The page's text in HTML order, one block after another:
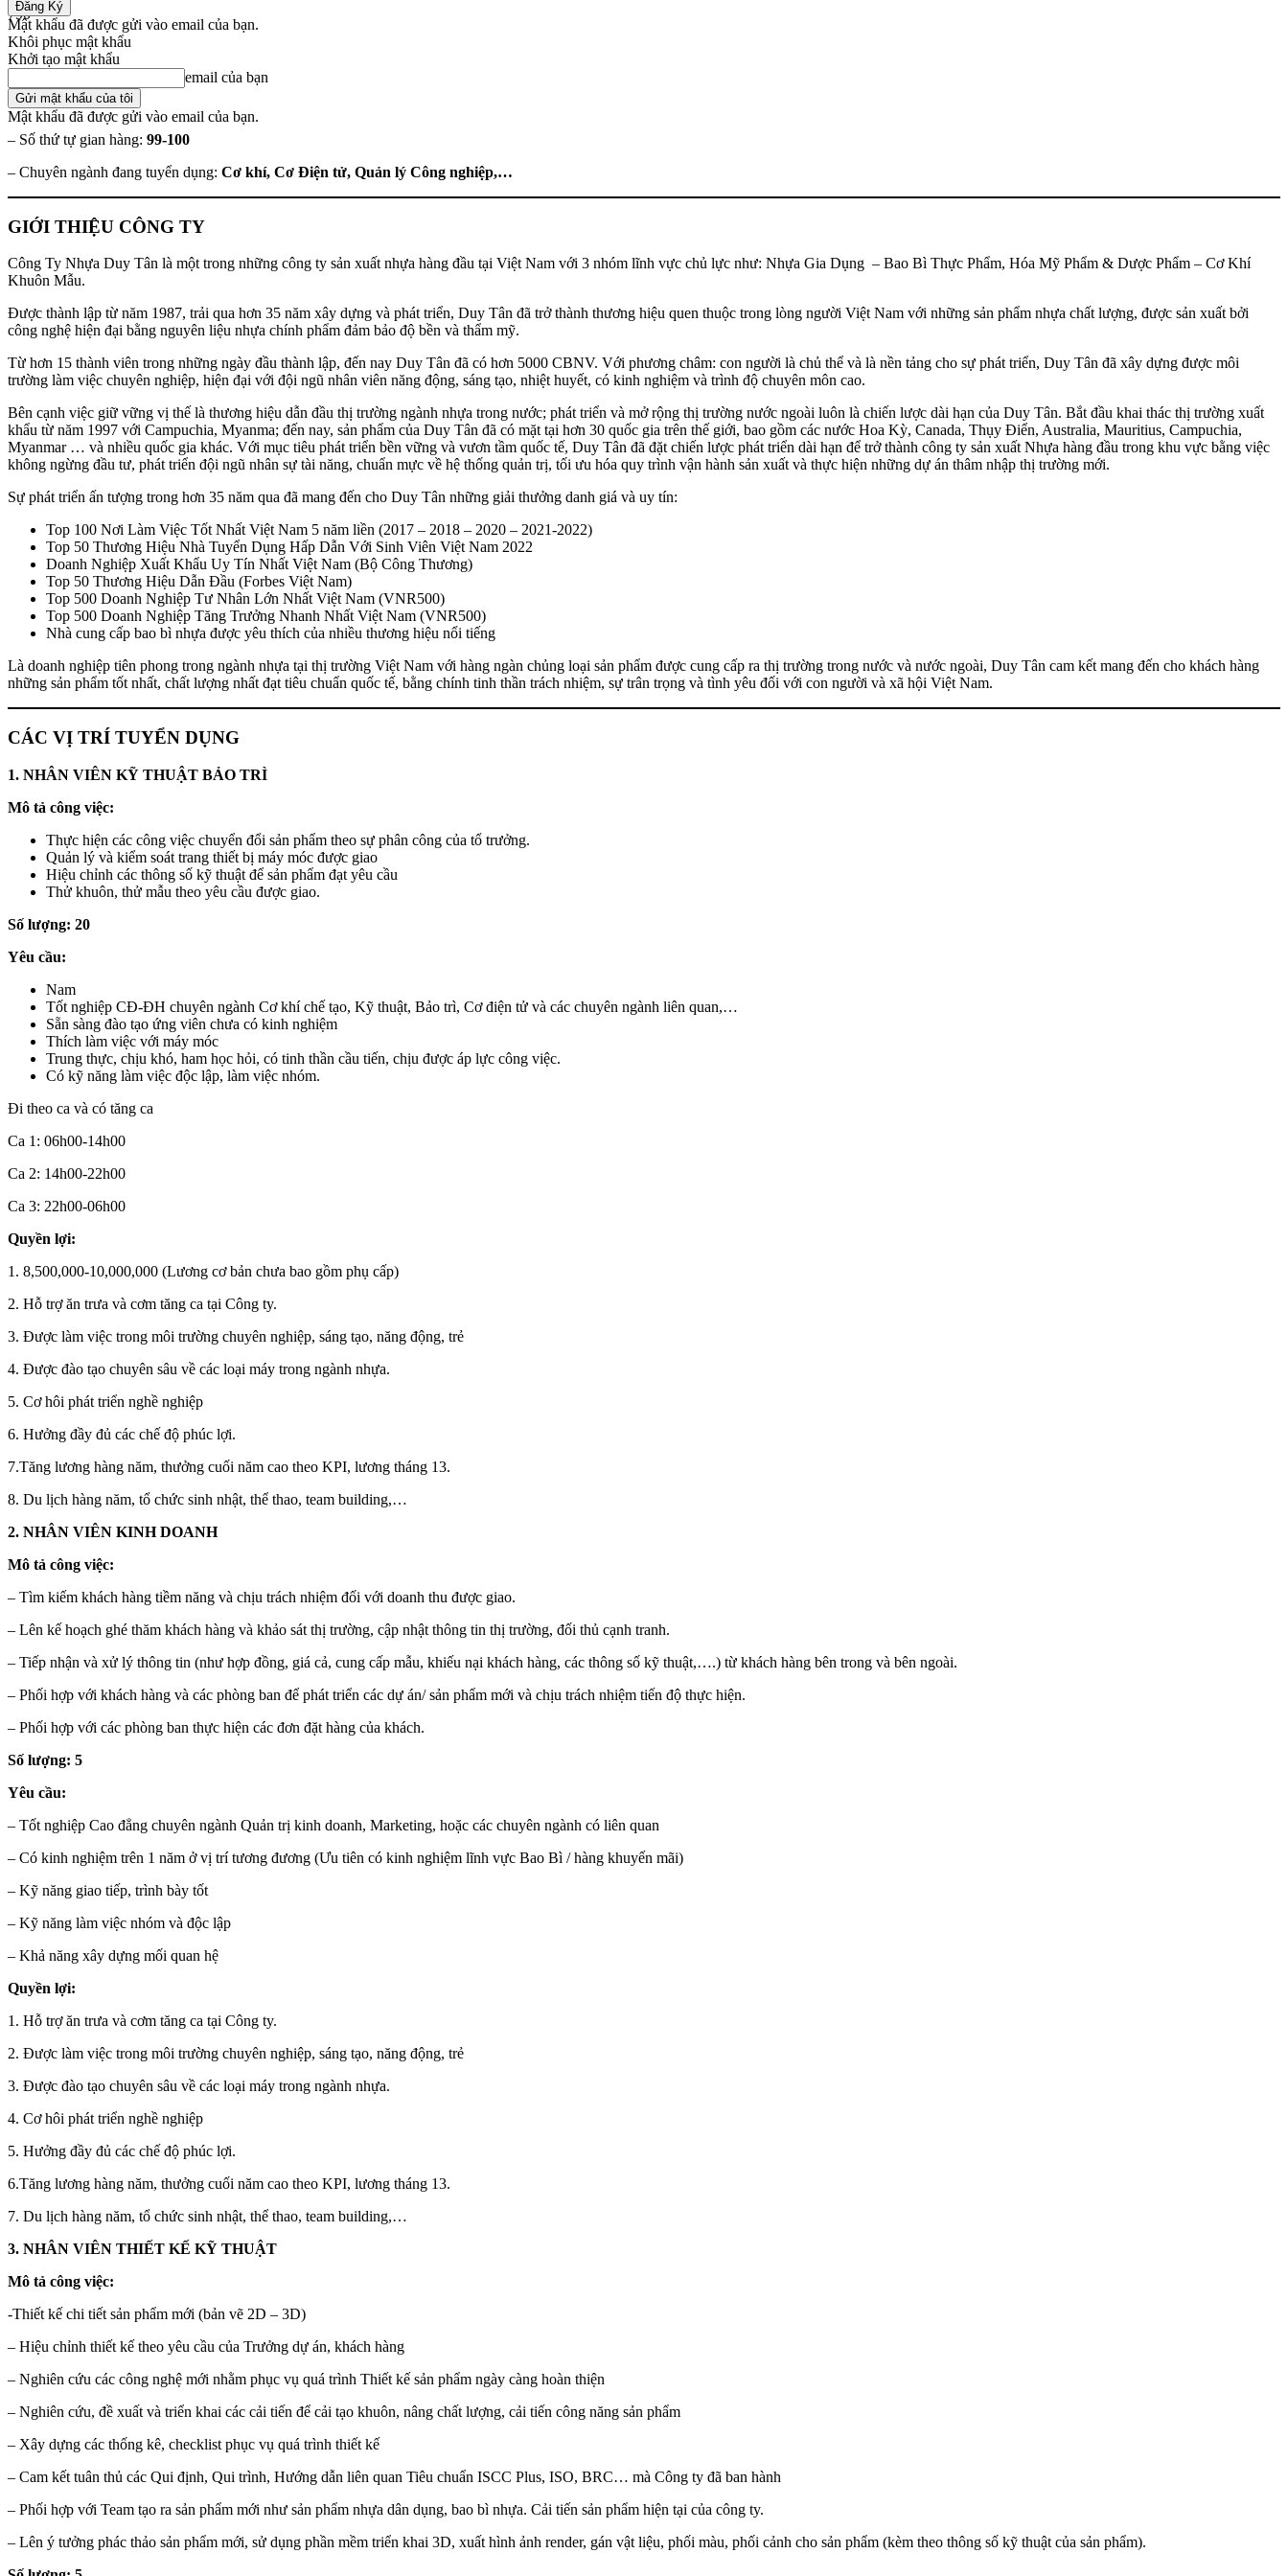
Mật khẩu đã được gửi vào email của bạn.
Khôi phục mật khẩu
Khởi tạo mật khẩu
email của bạn
Mật khẩu đã được gửi vào email của bạn.
790
Share
– Số thứ tự gian hàng: 99-100
– Chuyên ngành đang tuyển dụng: Cơ khí, Cơ Điện tử, Quản lý Công nghiệp,…
GIỚI THIỆU CÔNG TY
Công Ty Nhựa Duy Tân là một trong những công ty sản xuất nhựa hàng đầu tại Việt Nam với 3 nhóm lĩnh vực chủ lực như: Nhựa Gia Dụng – Bao Bì Thực Phẩm, Hóa Mỹ Phẩm & Dược Phẩm – Cơ Khí
Khuôn Mẫu.
Được thành lập từ năm 1987, trải qua hơn 35 năm xây dựng và phát triển, Duy Tân đã trở thành thương hiệu quen thuộc trong lòng người Việt Nam với những sản phẩm nhựa chất lượng, được sản xuất bởi
công nghệ hiện đại bằng nguyên liệu nhựa chính phẩm đảm bảo độ bền và thẩm mỹ.
Từ hơn 15 thành viên trong những ngày đầu thành lập, đến nay Duy Tân đã có hơn 5000 CBNV. Với phương châm: con người là chủ thể và là nền tảng cho sự phát triển, Duy Tân đã xây dựng được môi
trường làm việc chuyên nghiệp, hiện đại với đội ngũ nhân viên năng động, sáng tạo, nhiệt huyết, có kinh nghiệm và trình độ chuyên môn cao.
Bên cạnh việc giữ vững vị thế là thương hiệu dẫn đầu thị trường ngành nhựa trong nước; phát triển và mở rộng thị trường nước ngoài luôn là chiến lược dài hạn của Duy Tân. Bắt đầu khai thác thị trường xuất
khẩu từ năm 1997 với Campuchia, Myanma; đến nay, sản phẩm của Duy Tân đã có mặt tại hơn 30 quốc gia trên thế giới, bao gồm các nước Hoa Kỳ, Canada, Thụy Điển, Australia, Mauritius, Campuchia,
Myanmar … và nhiều quốc gia khác. Với mục tiêu phát triển bền vững và vươn tầm quốc tế, Duy Tân đã đặt chiến lược phát triển dài hạn để trở thành công ty sản xuất Nhựa hàng đầu trong khu vực bằng việc
không ngừng đầu tư, phát triển đội ngũ nhân sự tài năng, chuẩn mực về hệ thống quản trị, tối ưu hóa quy trình vận hành sản xuất và thực hiện những dự án thâm nhập thị trường mới.
Sự phát triển ấn tượng trong hơn 35 năm qua đã mang đến cho Duy Tân những giải thưởng danh giá và uy tín:
Top 100 Nơi Làm Việc Tốt Nhất Việt Nam 5 năm liền (2017 – 2018 – 2020 – 2021-2022)
Top 50 Thương Hiệu Nhà Tuyển Dụng Hấp Dẫn Với Sinh Viên Việt Nam 2022
Doanh Nghiệp Xuất Khẩu Uy Tín Nhất Việt Nam (Bộ Công Thương)
Top 50 Thương Hiệu Dẫn Đầu (Forbes Việt Nam)
Top 500 Doanh Nghiệp Tư Nhân Lớn Nhất Việt Nam (VNR500)
Top 500 Doanh Nghiệp Tăng Trưởng Nhanh Nhất Việt Nam (VNR500)
Nhà cung cấp bao bì nhựa được yêu thích của nhiều thương hiệu nổi tiếng
Là doanh nghiệp tiên phong trong ngành nhựa tại thị trường Việt Nam với hàng ngàn chủng loại sản phẩm được cung cấp ra thị trường trong nước và nước ngoài, Duy Tân cam kết mang đến cho khách hàng
những sản phẩm tốt nhất, chất lượng nhất đạt tiêu chuẩn quốc tế, bằng chính tinh thần trách nhiệm, sự trân trọng và tình yêu đối với con người và xã hội Việt Nam.
CÁC VỊ TRÍ TUYỂN DỤNG
1. NHÂN VIÊN KỸ THUẬT BẢO TRÌ
Mô tả công việc:
Thực hiện các công việc chuyển đổi sản phẩm theo sự phân công của tổ trưởng.
Quản lý và kiểm soát trang thiết bị máy móc được giao
Hiệu chỉnh các thông số kỹ thuật để sản phẩm đạt yêu cầu
Thử khuôn, thử mẫu theo yêu cầu được giao.
Số lượng: 20
Yêu cầu:
Nam
Tốt nghiệp CĐ-ĐH chuyên ngành Cơ khí chế tạo, Kỹ thuật, Bảo trì, Cơ điện tử và các chuyên ngành liên quan,…
Sẵn sàng đào tạo ứng viên chưa có kinh nghiệm
Thích làm việc với máy móc
Trung thực, chịu khó, ham học hỏi, có tinh thần cầu tiến, chịu được áp lực công việc.
Có kỹ năng làm việc độc lập, làm việc nhóm.
Đi theo ca và có tăng ca
Ca 1: 06h00-14h00
Ca 2: 14h00-22h00
Ca 3: 22h00-06h00
Quyền lợi:
1. 8,500,000-10,000,000 (Lương cơ bản chưa bao gồm phụ cấp)
2. Hỗ trợ ăn trưa và cơm tăng ca tại Công ty.
3. Được làm việc trong môi trường chuyên nghiệp, sáng tạo, năng động, trẻ
4. Được đào tạo chuyên sâu về các loại máy trong ngành nhựa.
5. Cơ hôi phát triển nghề nghiệp
6. Hưởng đầy đủ các chế độ phúc lợi.
7.Tăng lương hàng năm, thưởng cuối năm cao theo KPI, lương tháng 13.
8. Du lịch hàng năm, tổ chức sinh nhật, thể thao, team building,…
2. NHÂN VIÊN KINH DOANH
Mô tả công việc:
– Tìm kiếm khách hàng tiềm năng và chịu trách nhiệm đối với doanh thu được giao.
– Lên kế hoạch ghé thăm khách hàng và khảo sát thị trường, cập nhật thông tin thị trường, đối thủ cạnh tranh.
– Tiếp nhận và xử lý thông tin (như hợp đồng, giá cả, cung cấp mẫu, khiếu nại khách hàng, các thông số kỹ thuật,….) từ khách hàng bên trong và bên ngoài.
– Phối hợp với khách hàng và các phòng ban để phát triển các dự án/ sản phẩm mới và chịu trách nhiệm tiến độ thực hiện.
– Phối hợp với các phòng ban thực hiện các đơn đặt hàng của khách.
Số lượng: 5
Yêu cầu:
– Tốt nghiệp Cao đẳng chuyên ngành Quản trị kinh doanh, Marketing, hoặc các chuyên ngành có liên quan
– Có kinh nghiệm trên 1 năm ở vị trí tương đương (Ưu tiên có kinh nghiệm lĩnh vực Bao Bì / hàng khuyến mãi)
– Kỹ năng giao tiếp, trình bày tốt
– Kỹ năng làm việc nhóm và độc lập
– Khả năng xây dựng mối quan hệ
Quyền lợi:
1. Hỗ trợ ăn trưa và cơm tăng ca tại Công ty.
2. Được làm việc trong môi trường chuyên nghiệp, sáng tạo, năng động, trẻ
3. Được đào tạo chuyên sâu về các loại máy trong ngành nhựa.
4. Cơ hôi phát triển nghề nghiệp
5. Hưởng đầy đủ các chế độ phúc lợi.
6.Tăng lương hàng năm, thưởng cuối năm cao theo KPI, lương tháng 13.
7. Du lịch hàng năm, tổ chức sinh nhật, thể thao, team building,…
3. NHÂN VIÊN THIẾT KẾ KỸ THUẬT
Mô tả công việc:
-Thiết kế chi tiết sản phẩm mới (bản vẽ 2D – 3D)
– Hiệu chỉnh thiết kế theo yêu cầu của Trưởng dự án, khách hàng
– Nghiên cứu các công nghệ mới nhằm phục vụ quá trình Thiết kế sản phẩm ngày càng hoàn thiện
– Nghiên cứu, đề xuất và triển khai các cải tiến để cải tạo khuôn, nâng chất lượng, cải tiến công năng sản phẩm
– Xây dựng các thống kê, checklist phục vụ quá trình thiết kế
– Cam kết tuân thủ các Qui định, Qui trình, Hướng dẫn liên quan Tiêu chuẩn ISCC Plus, ISO, BRC… mà Công ty đã ban hành
– Phối hợp với Team tạo ra sản phẩm mới như sản phẩm nhựa dân dụng, bao bì nhựa. Cải tiến sản phẩm hiện tại của công ty.
– Lên ý tưởng phác thảo sản phẩm mới, sử dụng phần mềm triển khai 3D, xuất hình ảnh render, gán vật liệu, phối màu, phối cảnh cho sản phẩm (kèm theo thông số kỹ thuật của sản phẩm).